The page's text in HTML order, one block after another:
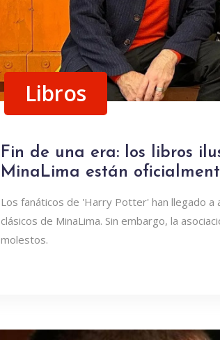
Libros
Fin de una era: los libros
MinaLima están
Los fanáticos de 'Harry Potter' han llegado
clásicos de MinaLima. Sin embargo, la
molestos.